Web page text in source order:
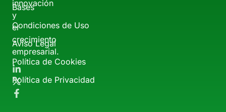
innovación
y
el
crecimiento
empresarial.
Bases
Condiciones de Uso
Aviso Legal
Política de Cookies
Política de Privacidad